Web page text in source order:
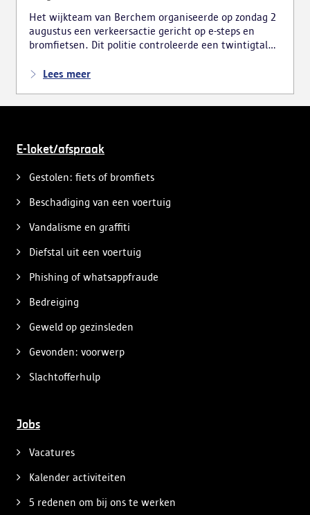
Het wijkteam van Berchem organiseerde op zondag 2
augustus een verkeersactie gericht op e-steps en
bromfietsen. Dit politie controleerde een twintigtal
Lees meer
E-loket/afspraak
Gestolen: fiets of bromfiets
Beschadiging van een voertuig
Vandalisme en graffiti
Diefstal uit een voertuig
Phishing of whatsappfraude
Bedreiging
Geweld op gezinsleden
Gevonden: voorwerp
Slachtofferhulp
Jobs
Vacatures
Kalender activiteiten
5 redenen om bij ons te werken